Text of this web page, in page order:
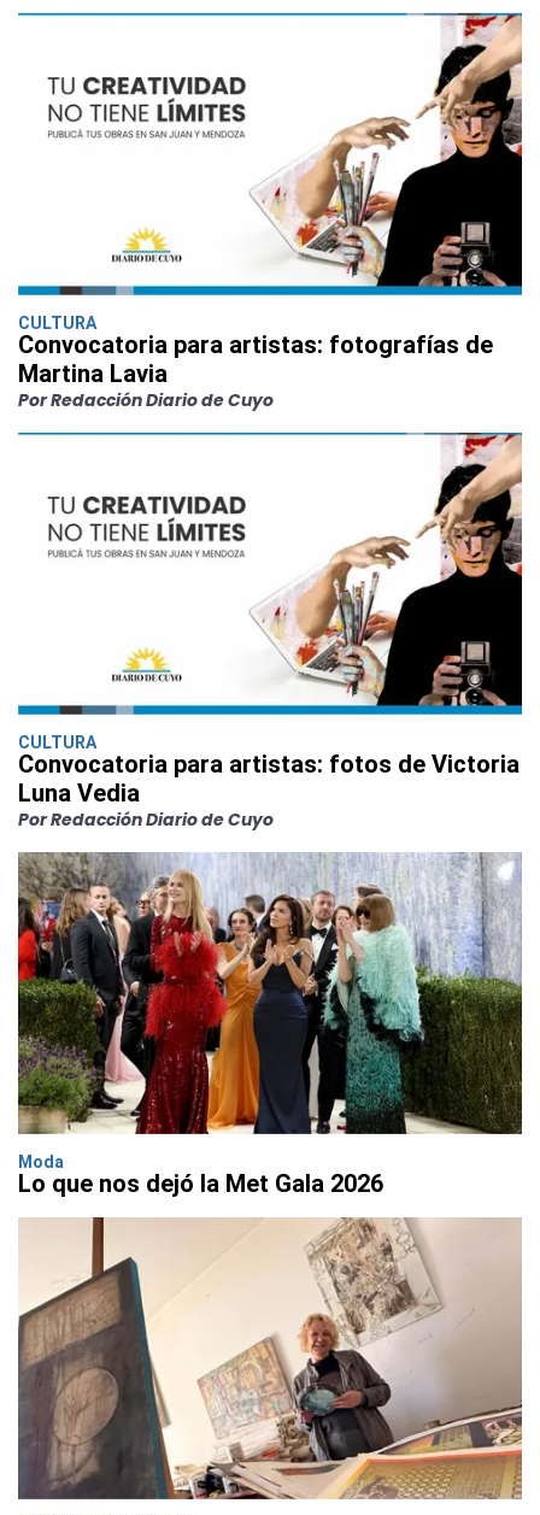
CULTURA
Convocatoria para artistas: fotografías de
Martina Lavia
Por Redacción Diario de Cuyo
CULTURA
Convocatoria para artistas: fotos de Victoria
Luna Vedia
Por Redacción Diario de Cuyo
Moda
Lo que nos dejó la Met Gala 2026